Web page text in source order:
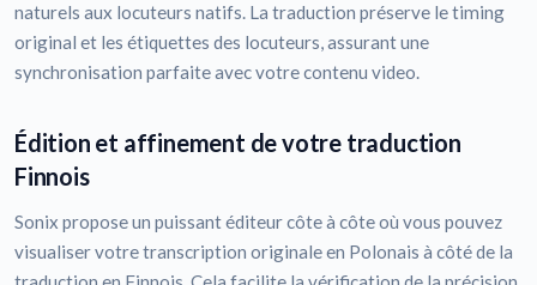
naturels aux locuteurs natifs. La traduction préserve le timing
original et les étiquettes des locuteurs, assurant une
synchronisation parfaite avec votre contenu video.
Édition et affinement de votre traduction
Finnois
Sonix propose un puissant éditeur côte à côte où vous pouvez
visualiser votre transcription originale en Polonais à côté de la